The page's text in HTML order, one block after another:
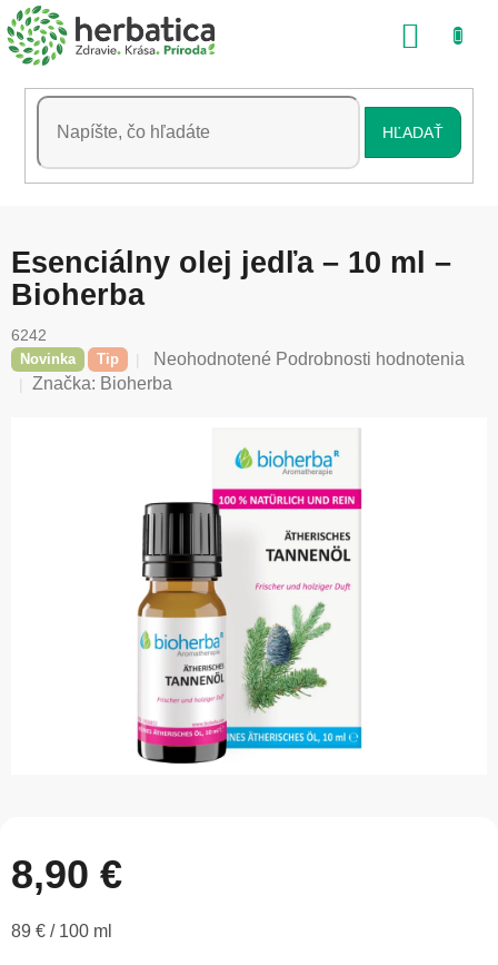
Prejsť
na
obsah
HĽADAŤ
Esenciálny olej jedľa – 10 ml –
Bioherba
6242
Novinka Tip
Priemerné
hodnotenie
5
hviezdičiek.
Neohodnotené Podrobnosti hodnotenia
Značka: Bioherba
8,90 €
Jednotková
89 € / 100 ml